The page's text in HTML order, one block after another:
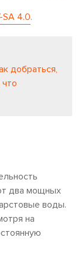
SA 4.0.
добраться,
два мощных
воды.
на